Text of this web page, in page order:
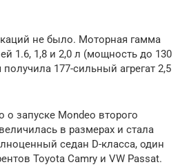
не было. Моторная гамма
1.6, 1,8 и 2,0 л (мощность до 130
177-сильный агрегат 2,5
о запуске Mondeo второго
в размерах и стала
седан D-класса, один
Toyota Camry и VW Passat.